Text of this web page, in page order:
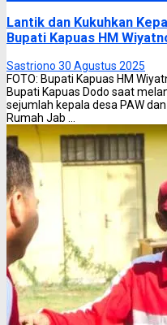
Lantik dan Kukuhkan
Bupati Kapuas HM
Sastriono 30 Agustus 2025
FOTO: Bupati Kapuas HM
Bupati Kapuas Dodo saat
sejumlah kepala desa PAW
Rumah Jab ...